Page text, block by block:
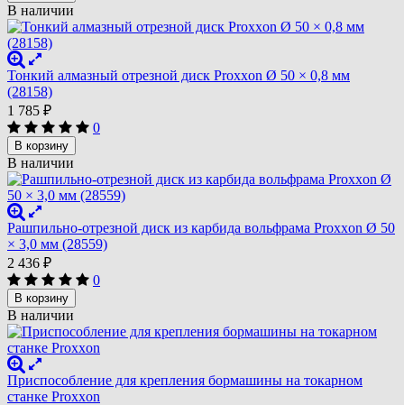
В наличии
Тонкий алмазный отрезной диск Proxxon Ø 50 × 0,8 мм
(28158)
1 785 ₽
0
В корзину
В наличии
Рашпильно-отрезной диск из карбида вольфрама Proxxon Ø 50
× 3,0 мм (28559)
2 436 ₽
0
В корзину
В наличии
Приспособление для крепления бормашины на токарном
станке Proxxon